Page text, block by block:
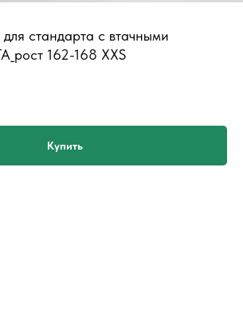
стандарта с втачными
162-168 XXS
Купить